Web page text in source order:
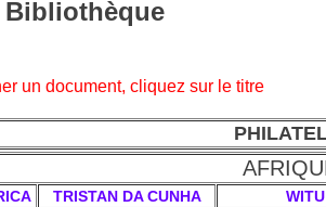
Bibliothèque
un document, cliquez sur le titre
TRISTAN DA CUNHA
WITU